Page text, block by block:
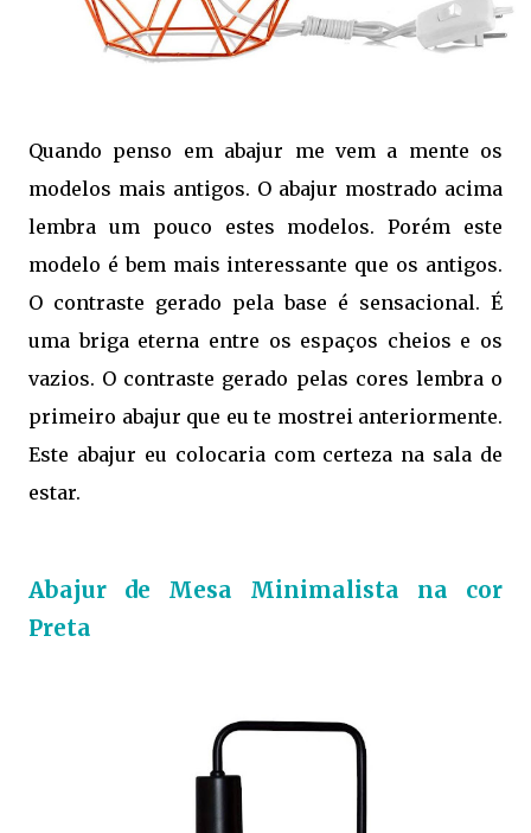
Quando penso em abajur me vem a mente os
modelos mais antigos. O abajur mostrado acima
lembra um pouco estes modelos. Porém este
modelo é bem mais interessante que os antigos.
O contraste gerado pela base é sensacional. É
uma briga eterna entre os espaços cheios e os
vazios. O contraste gerado pelas cores lembra o
primeiro abajur que eu te mostrei anteriormente.
Este abajur eu colocaria com certeza na sala de
estar.
Abajur de Mesa Minimalista na cor
Preta